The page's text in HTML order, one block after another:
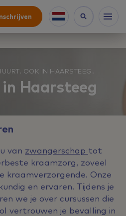
OOK IN HAARSTEEG.
Haarsteeg
van zwangerschap tot
kraamzorg, zoveel
kraamverzorgende. Onze
en ervaren. Tijdens je
we je over cursussen die
vertrouwen je bevalling in